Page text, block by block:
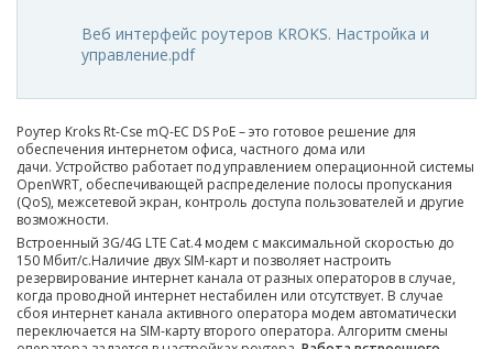
Веб интерфейс роутеров KROKS. Настройка и
управление.pdf
Роутер Kroks Rt-Cse mQ-EC DS PoE – это готовое решение для
обеспечения интернетом офиса, частного дома или
дачи. Устройство работает под управлением операционной системы
OpenWRT, обеспечивающей распределение полосы пропускания
(QoS), межсетевой экран, контроль доступа пользователей и другие
возможности.
Встроенный 3G/4G LTE Cat.4 модем с максимальной скоростью до
150 Мбит/c.Наличие двух SIM-карт и позволяет настроить
резервирование интернет канала от разных операторов в случае,
когда проводной интернет нестабилен или отсутствует. В случае
сбоя интернет канала активного оператора модем автоматически
переключается на SIM-карту второго оператора. Алгоритм смены